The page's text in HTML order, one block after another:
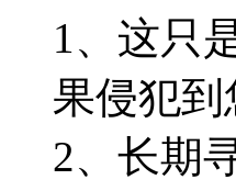
1、这只
果侵犯
2、长期